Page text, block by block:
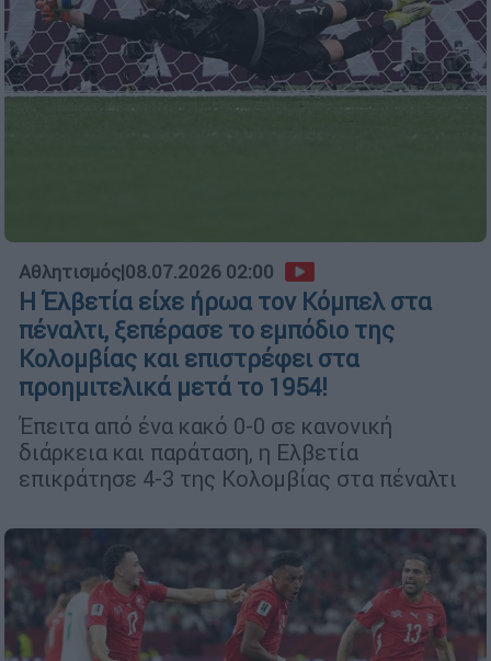
Αθλητισμός|08.07.2026 02:00
Η Έλβετία είχε ήρωα τον Κόμπελ στα
πέναλτι, ξεπέρασε το εμπόδιο της
Κολομβίας και επιστρέφει στα
προημιτελικά μετά το 1954!
Έπειτα από ένα κακό 0-0 σε κανονική
διάρκεια και παράταση, η Ελβετία
επικράτησε 4-3 της Κολομβίας στα πέναλτι